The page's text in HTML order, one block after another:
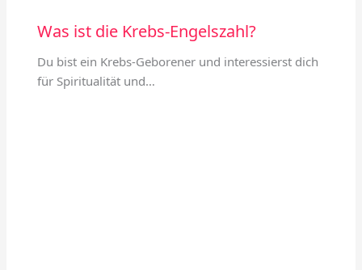
Was ist die Krebs-Engelszahl?
Du bist ein Krebs-Geborener und interessierst dich
für Spiritualität und…